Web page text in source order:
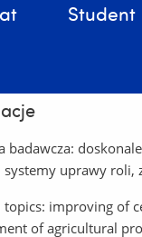
Student
badawcza:
systemy uprawy roli,
topics: improving of
of agricultural